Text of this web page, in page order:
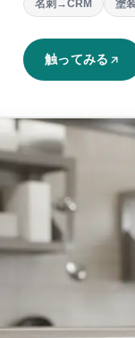
名刺→CRM 塗
触ってみる